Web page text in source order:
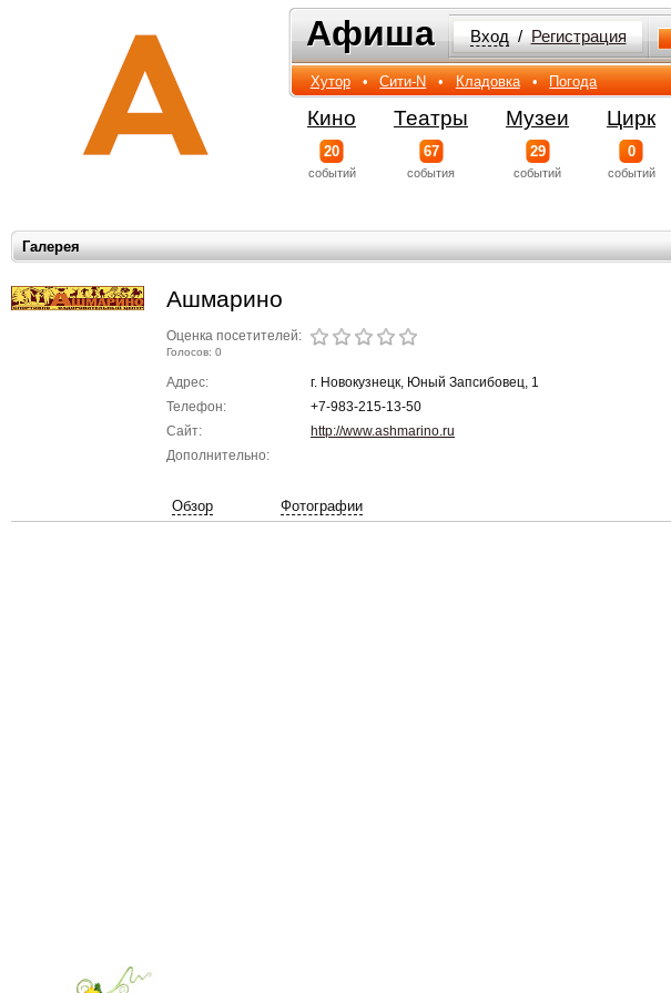
Афиша
Афиша Вход / Регистрация
Хутор • Сити-N • Кладовка • Погода
Кино
20
событий
Театры
67
события
Музеи
29
событий
Цирк
0
событий
Галерея
Ашмарино
Оценка посетителей:
Голосов: 0
Адрес:
г. Новокузнецк, Юный Запсибовец, 1
Телефон:
+7-983-215-13-50
Сайт:
http://www.ashmarino.ru
Дополнительно:
Обзор Фотографии